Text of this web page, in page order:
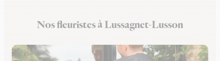
Fleuristes à Ustaritz
Nos fleuristes à Lussagnet-Lusson